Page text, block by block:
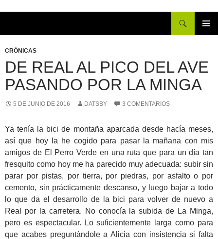
CONTENIDO
CRÓNICAS
DE REAL AL PICO DEL AVE
PASANDO POR LA MINGA
5 DE JUNIO DE 2016 DATSBY 3 COMENTARIOS
Ya tenía la bici de montaña aparcada desde hacía meses,
así que hoy la he cogido para pasar la mañana con mis
amigos de El Perro Verde en una ruta que para un día tan
fresquito como hoy me ha parecido muy adecuada: subir sin
parar por pistas, por tierra, por piedras, por asfalto o por
cemento, sin prácticamente descanso, y luego bajar a todo
lo que da el desarrollo de la bici para volver de nuevo a
Real por la carretera. No conocía la subida de La Minga,
pero es espectacular. Lo suficientemente larga como para
que acabes preguntándole a Alicia con insistencia si falta